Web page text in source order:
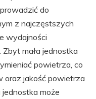
do
z najczęstszych
wydajności
mała jednostka
powietrza, co
oraz jakość powietrza
może